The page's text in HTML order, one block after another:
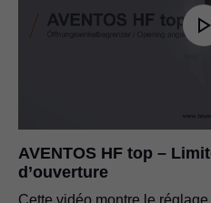
AVENTOS HF top –
d’ouverture